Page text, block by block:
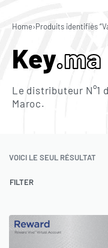
Home›Produits identifiés
Key.ma
Le distributeur N°1
Maroc.
VOICI LE SEUL RÉSULTAT
FILTER